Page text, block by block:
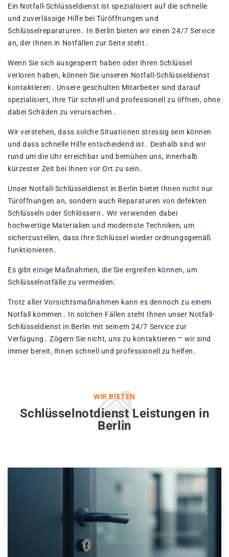
Ein Notfall-Schlüsseldienst ist spezialisiert auf die schnelle
und zuverlässige Hilfe bei Türöffnungen und
Schlüsselreparaturen․ In Berlin bieten wir einen 24/7 Service
an, der Ihnen in Notfällen zur Seite steht․
Wenn Sie sich ausgesperrt haben oder Ihren Schlüssel
verloren haben, können Sie unseren Notfall-Schlüsseldienst
kontaktieren․ Unsere geschulten Mitarbeiter sind darauf
spezialisiert, Ihre Tür schnell und professionell zu öffnen, ohne
dabei Schäden zu verursachen․
Wir verstehen, dass solche Situationen stressig sein können
und dass schnelle Hilfe entscheidend ist․ Deshalb sind wir
rund um die Uhr erreichbar und bemühen uns, innerhalb
kürzester Zeit bei Ihnen vor Ort zu sein․
Unser Notfall-Schlüsseldienst in Berlin bietet Ihnen nicht nur
Türöffnungen an, sondern auch Reparaturen von defekten
Schlüsseln oder Schlössern․ Wir verwenden dabei
hochwertige Materialien und modernste Techniken, um
sicherzustellen, dass Ihre Schlüssel wieder ordnungsgemäß
funktionieren․
Es gibt einige Maßnahmen, die Sie ergreifen können, um
Schlüsselnotfälle zu vermeiden⁚
Trotz aller Vorsichtsmaßnahmen kann es dennoch zu einem
Notfall kommen․ In solchen Fällen steht Ihnen unser Notfall-
Schlüsseldienst in Berlin mit seinem 24/7 Service zur
Verfügung․ Zögern Sie nicht, uns zu kontaktieren ⎻ wir sind
immer bereit, Ihnen schnell und professionell zu helfen․
WIR BIETEN
Schlüsselnotdienst Leistungen in
Berlin